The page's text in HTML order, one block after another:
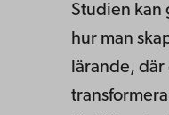
Studien kan
hur man
lärande, där